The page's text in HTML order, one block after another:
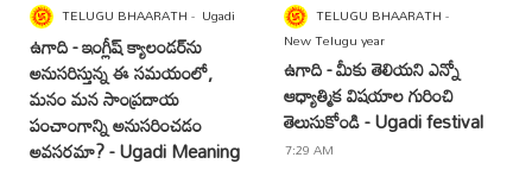
TELUGU BHAARATH Ugadi
ఉగాది - ఇంగ్లీష్ క్యాలండర్‌ను
అనుసరిస్తున్న ఈ సమయంలో,
మనం మన సాంప్రదాయ
పంచాంగాన్ని అనుసరించడం
అవసరమా? - Ugadi Meaning
TELUGU BHAARATH
New Telugu year
ఉగాది - మీకు తెలియని ఎన్నో
ఆధ్యాత్మిక విషయాల గురించి
తెలుసుకోండి - Ugadi festival
7:29 AM